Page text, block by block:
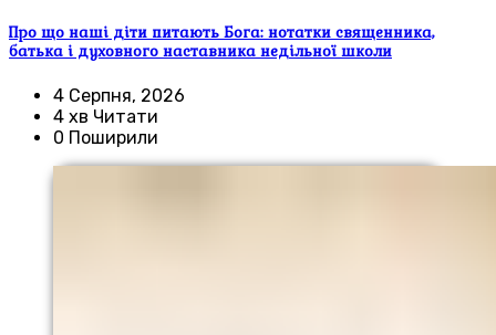
Про що наші діти питають Бога: нотатки священника,
батька і духовного наставника недільної школи
4 Серпня, 2026
4 хв Читати
0 Поширили